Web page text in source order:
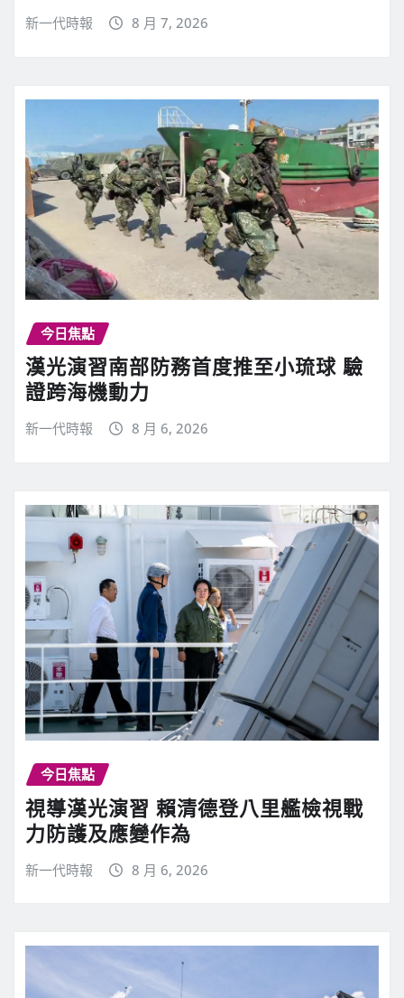
新一代時報 8 月 7, 2026
今日焦點
漢光演習南部防務首度推至小琉球 驗
證跨海機動力
新一代時報 8 月 6, 2026
今日焦點
視導漢光演習 賴清德登八里艦檢視戰
力防護及應變作為
新一代時報 8 月 6, 2026